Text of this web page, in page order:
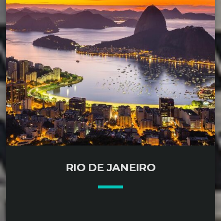
playa. Recorre las coloridas calles de Guadalajara,
cuna del mariachi y el tequila, y relájate en las
paradisíacas playas de Puerto Vallarta, donde el
Pacífico mexicano, la excelente gastronomía y los
espectaculares atardeceres harán de tu viaje una
experiencia inolvidable.
Descubre Guadalajara
[…]
RIO DE JANEIRO